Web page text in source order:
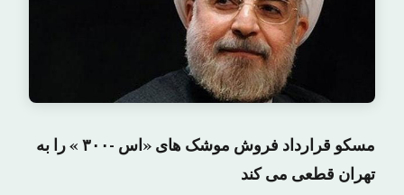
مسکو قرارداد فروش موشک های «اس -۳۰۰ » را به
تهران قطعی می کند